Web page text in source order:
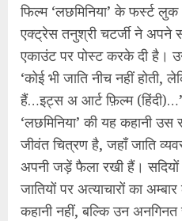
फिल्म ‘लछमिनिया’ के फर्स्ट
एक्ट्रेस तनुश्री चटर्जी ने अपने
एकाउंट पर पोस्ट करके दी है।
‘कोई भी जाति नीच नहीं होती,
हैं…इट्स अ आर्ट फ़िल्म
‘लछमिनिया’ की यह कहानी
जीवंत चित्रण है, जहाँ जाति
अपनी जड़ें फैला रखी हैं।
जातियों पर अत्याचारों का
कहानी नहीं, बल्कि उन अनगिनत